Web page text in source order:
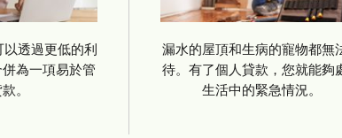
以透過更低的利
為一項易於管
。
漏水的屋頂和生病的寵物都無
待。有了個人貸款，您就能夠
生活中的緊急情況。